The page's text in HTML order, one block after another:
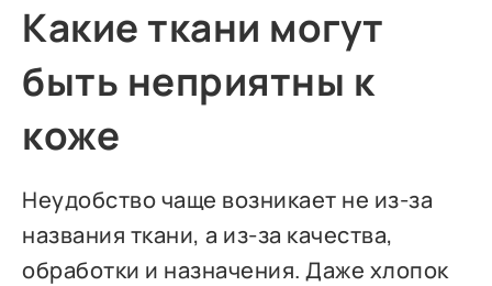
Какие ткани могут
быть неприятны к
коже
Неудобство чаще возникает не из-за
названия ткани, а из-за качества,
обработки и назначения. Даже хлопок